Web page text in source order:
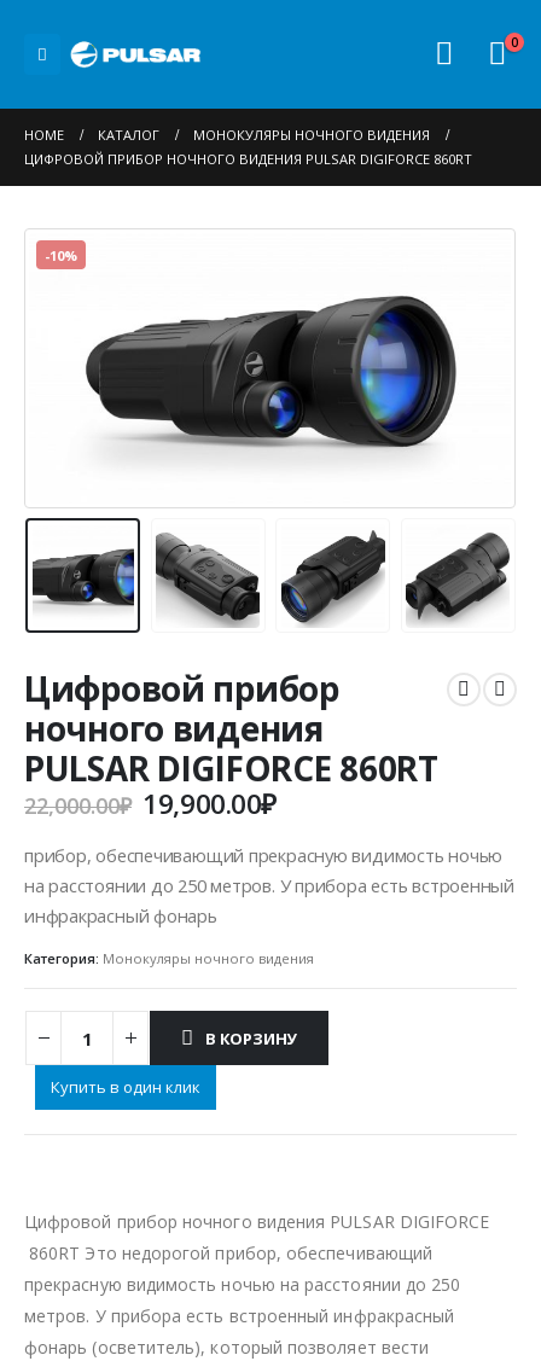
0
HOME КАТАЛОГ
МОНОКУЛЯРЫ НОЧНОГО ВИДЕНИЯ
ЦИФРОВОЙ ПРИБОР НОЧНОГО ВИДЕНИЯ PULSAR DIGIFORCE 860RT
-10%
Цифровой прибор
ночного видения
PULSAR DIGIFORCE 860RT
22,000.00₽ Первоначальная
цена
составляла
22,000.00₽.
19,900.00₽Текущая
19,900.00₽.
прибор, обеспечивающий прекрасную видимость ночью
на расстоянии до 250 метров. У прибора есть встроенный
инфракрасный фонарь
Категория: Монокуляры ночного видения
В КОРЗИНУ
Купить в один клик
Цифровой прибор ночного видения PULSAR DIGIFORCE
860RT Это недорогой прибор, обеспечивающий
прекрасную видимость ночью на расстоянии до 250
метров. У прибора есть встроенный инфракрасный
фонарь (осветитель), который позволяет вести